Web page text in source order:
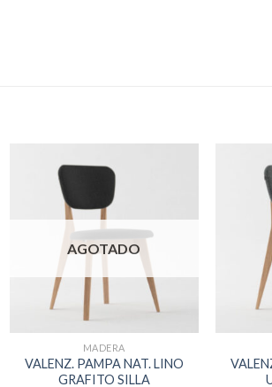
AGOTADO
MADERA
VALENZ. PAMPA NAT. LINO
GRAFITO SILLA